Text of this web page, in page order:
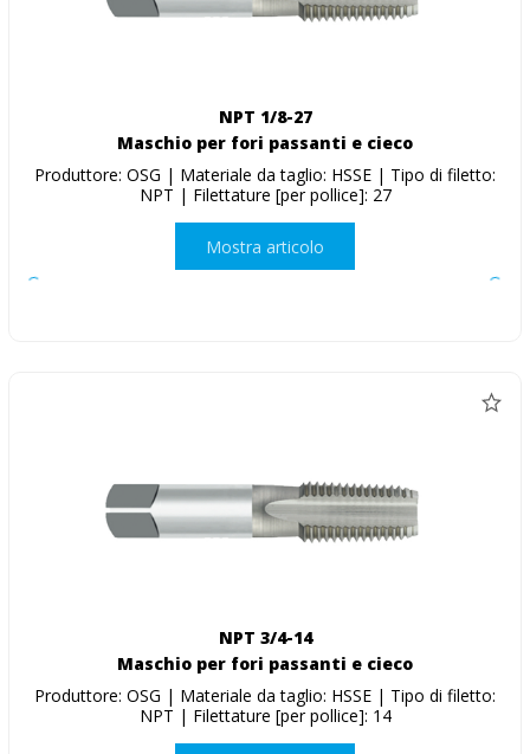
NPT 1/8-27
Maschio per fori passanti e cieco
Produttore: OSG | Materiale da taglio: HSSE | Tipo di filetto:
NPT | Filettature [per pollice]: 27
Mostra articolo
NPT 3/4-14
Maschio per fori passanti e cieco
Produttore: OSG | Materiale da taglio: HSSE | Tipo di filetto:
NPT | Filettature [per pollice]: 14